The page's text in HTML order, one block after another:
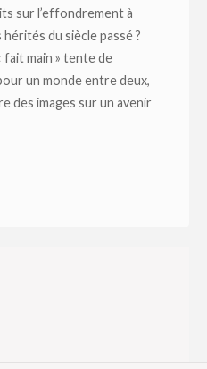
sur l’effondrement à
du siècle passé ?
main » tente de
un monde entre deux,
des images sur un avenir